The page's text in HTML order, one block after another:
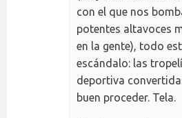
con el que nos
potentes altavoces
en la gente), todo
escándalo: las
deportiva
buen proceder. Tela.